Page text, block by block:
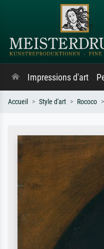
Impressions d'art
Accueil Style d'art Rococo